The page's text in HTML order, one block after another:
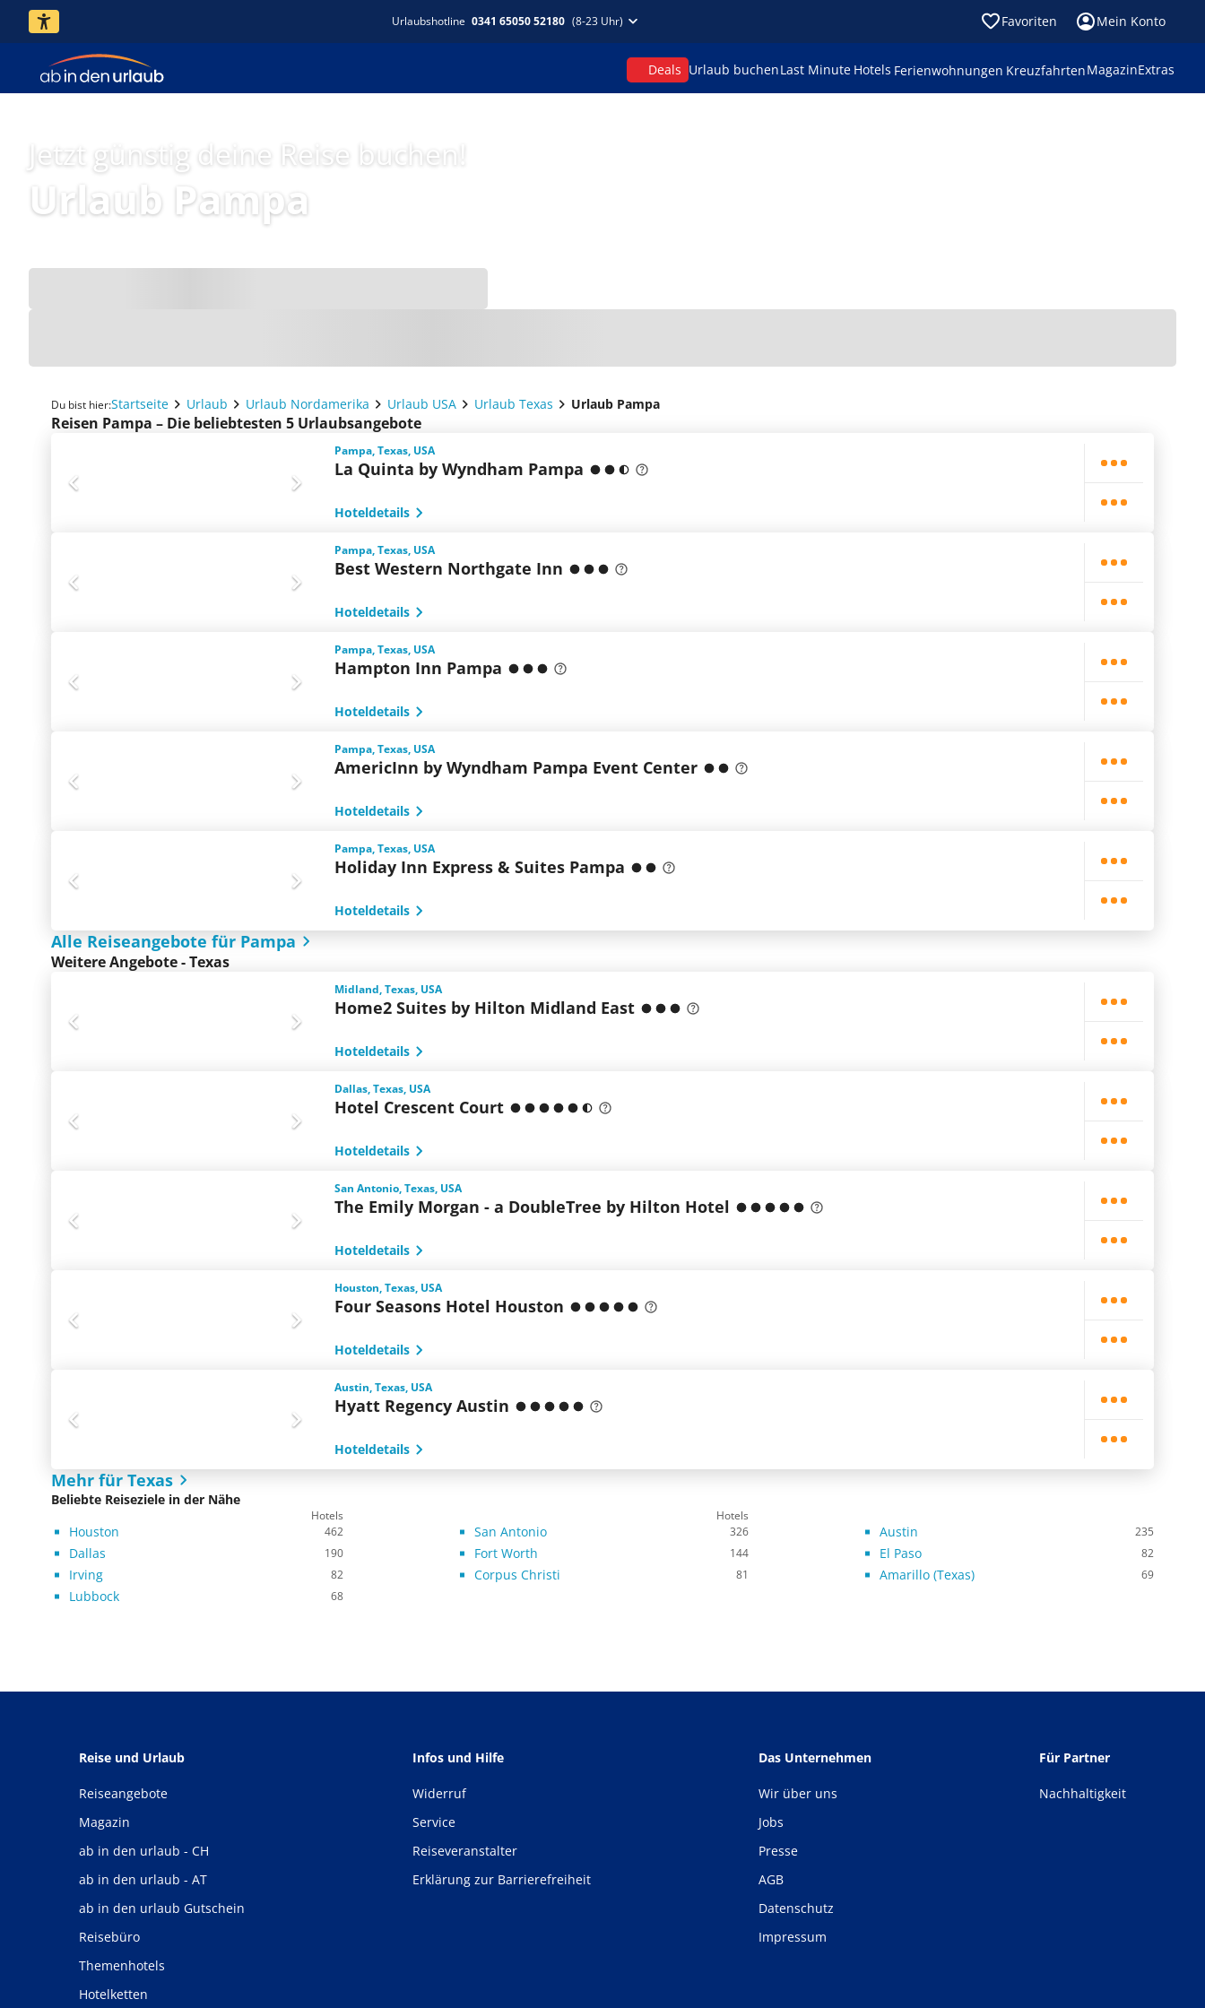
Urlaubshotline 0341 65050 52180 (8-23 Uhr) Favoriten Mein Konto
Deals Urlaub buchenLast Minute Hotels Ferienwohnungen KreuzfahrtenMagazinExtras
Jetzt günstig deine Reise buchen!
Urlaub Pampa
Du bist hier:Startseite Urlaub Urlaub Nordamerika Urlaub USA Urlaub Texas Urlaub Pampa
Reisen Pampa – Die beliebtesten 5 Urlaubsangebote
Pampa, Texas, USA
La Quinta by Wyndham Pampa
Hoteldetails
Pampa, Texas, USA
Best Western Northgate Inn
Hoteldetails
Pampa, Texas, USA
Hampton Inn Pampa
Hoteldetails
Pampa, Texas, USA
AmericInn by Wyndham Pampa Event Center
Hoteldetails
Pampa, Texas, USA
Holiday Inn Express & Suites Pampa
Hoteldetails
Alle Reiseangebote für Pampa
Weitere Angebote - Texas
Midland, Texas, USA
Home2 Suites by Hilton Midland East
Hoteldetails
Dallas, Texas, USA
Hotel Crescent Court
Hoteldetails
San Antonio, Texas, USA
The Emily Morgan - a DoubleTree by Hilton Hotel
Hoteldetails
Houston, Texas, USA
Four Seasons Hotel Houston
Hoteldetails
Austin, Texas, USA
Hyatt Regency Austin
Hoteldetails
Mehr für Texas
Beliebte Reiseziele in der Nähe
Hotels Hotels
Houston 462 San Antonio 326 Austin 235
Dallas 190 Fort Worth 144 El Paso 82
Irving 82 Corpus Christi 81 Amarillo (Texas) 69
Lubbock 68
Reise und Urlaub
Reiseangebote
Magazin
ab in den urlaub - CH
ab in den urlaub - AT
ab in den urlaub Gutschein
Reisebüro
Themenhotels
Hotelketten
Infos und Hilfe
Widerruf
Service
Reiseveranstalter
Erklärung zur Barrierefreiheit
Das Unternehmen
Wir über uns
Jobs
Presse
AGB
Datenschutz
Impressum
Für Partner
Nachhaltigkeit